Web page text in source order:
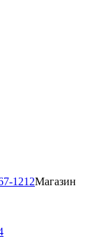
1212Магазин